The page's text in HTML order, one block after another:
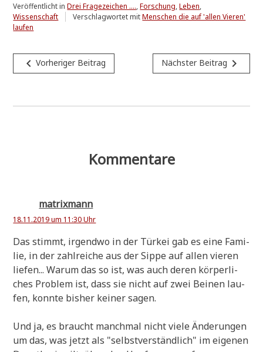
Veröffentlicht inDrei Fragezeichen ....,Forschung,Leben,
Wissenschaft
Verschlagwortet mitMenschen die auf 'allen Vieren'
laufen
Beitragsnavigation
navigate_beforeVorheriger Beitrag Nächster Beitrag navigate_next
Kommentare
matrixmann
18.11.2019 um 11:30 Uhr
Das stimmt, irgend­wo in der Tür­kei gab es eine Fami­
lie, in der zahl­rei­che aus der Sip­pe auf allen vie­ren
lie­fen... War­um das so ist, was auch deren kör­per­li­
ches Pro­blem ist, dass sie nicht auf zwei Bei­nen lau­
fen, konn­te bis­her kei­ner sagen.
Und ja, es braucht manch­mal nicht vie­le Ände­run­gen
um das, was jetzt als "selbst­ver­ständ­lich" im eige­nen